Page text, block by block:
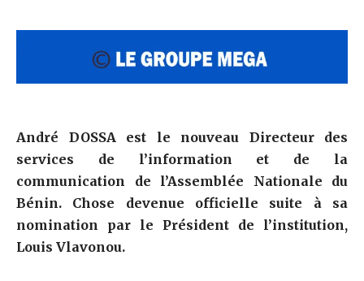
André DOSSA est le nouveau Directeur des
services de l’information et de la
communication de l’Assemblée Nationale du
Bénin. Chose devenue officielle suite à sa
nomination par le Président de l’institution,
Louis Vlavonou.